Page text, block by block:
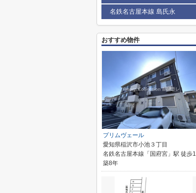
名鉄名古屋本線 島氏永
おすすめ物件
プリムヴェール
愛知県稲沢市小池３丁目
名鉄名古屋本線「国府宮」駅 徒歩
築8年